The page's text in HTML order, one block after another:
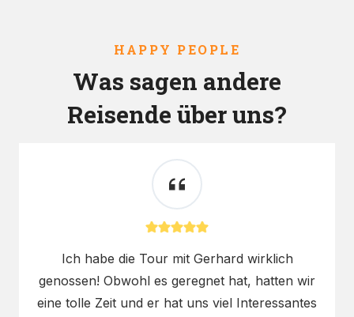
HAPPY PEOPLE
Was sagen andere
Reisende über uns?
Ich habe die Tour mit Gerhard wirklich
genossen! Obwohl es geregnet hat, hatten wir
eine tolle Zeit und er hat uns viel Interessantes